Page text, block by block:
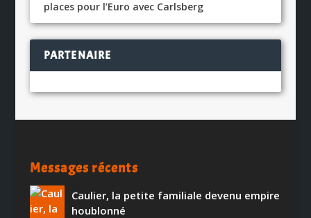
places pour l’Euro avec Carlsberg
PARTENAIRE
Messages récents
Caulier, la petite familiale devenu empire
houblonné